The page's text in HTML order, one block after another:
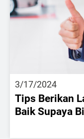
3/17/2024
Tips Berikan
Baik Supaya